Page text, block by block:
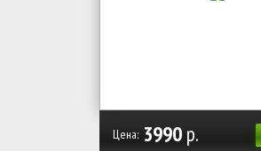
Цена: 3990р.